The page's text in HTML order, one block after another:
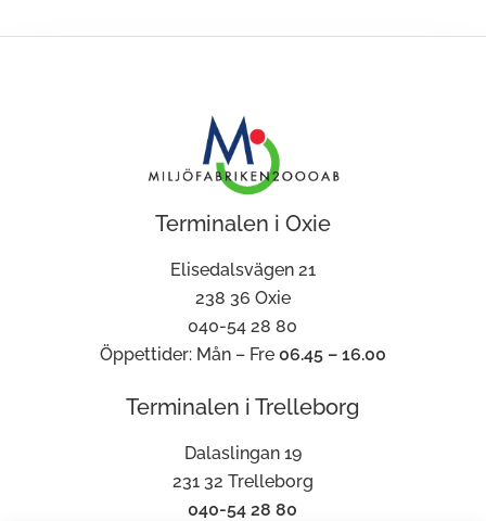
Terminalen i Oxie
Elisedalsvägen 21
238 36 Oxie
040-54 28 80
Öppettider: Mån – Fre 06.45 – 16.00
Terminalen i Trelleborg
Dalaslingan 19
231 32 Trelleborg
040-54 28 80